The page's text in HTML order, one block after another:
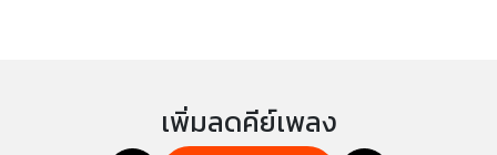
เพิ่มลดคีย์เพลง